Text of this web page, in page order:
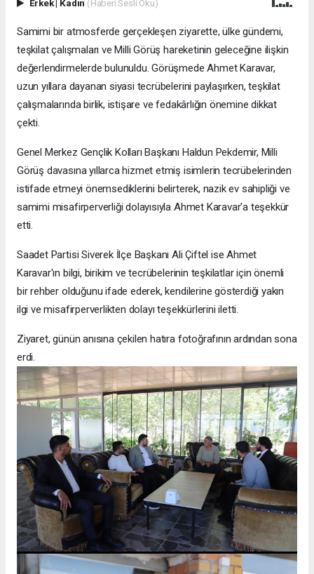
Erkek Kadın (Haberi Sesli Oku)
Samimi bir atmosferde gerçekleşen ziyarette, ülke gündemi,
teşkilat çalışmaları ve Milli Görüş hareketinin geleceğine ilişkin
değerlendirmelerde bulunuldu. Görüşmede Ahmet Karavar,
uzun yıllara dayanan siyasi tecrübelerini paylaşırken, teşkilat
çalışmalarında birlik, istişare ve fedakârlığın önemine dikkat
çekti.
Genel Merkez Gençlik Kolları Başkanı Haldun Pekdemir, Milli
Görüş davasına yıllarca hizmet etmiş isimlerin tecrübelerinden
istifade etmeyi önemsediklerini belirterek, nazik ev sahipliği ve
samimi misafirperverliği dolayısıyla Ahmet Karavar'a teşekkür
etti.
Saadet Partisi Siverek İlçe Başkanı Ali Çiftel ise Ahmet
Karavar'ın bilgi, birikim ve tecrübelerinin teşkilatlar için önemli
bir rehber olduğunu ifade ederek, kendilerine gösterdiği yakın
ilgi ve misafirperverlikten dolayı teşekkürlerini iletti.
Ziyaret, günün anısına çekilen hatıra fotoğrafının ardından sona
erdi.